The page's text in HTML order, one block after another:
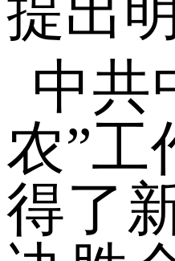
提出
中共
农”工
得了